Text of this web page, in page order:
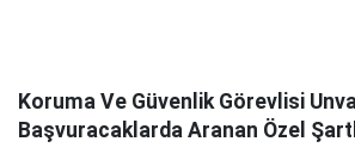
Koruma Ve Güvenlik Görevlisi
Başvuracaklarda Aranan Özel